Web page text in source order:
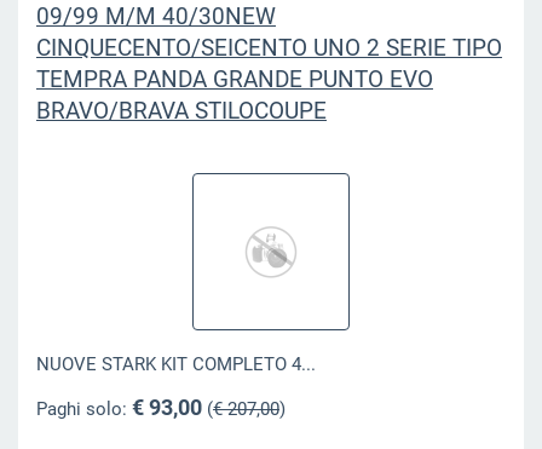
09/99 M/M 40/30NEW
CINQUECENTO/SEICENTO UNO 2 SERIE TIPO
TEMPRA PANDA GRANDE PUNTO EVO
BRAVO/BRAVA STILOCOUPE
NUOVE STARK KIT COMPLETO 4...
Paghi solo: € 93,00(€ 207,00)